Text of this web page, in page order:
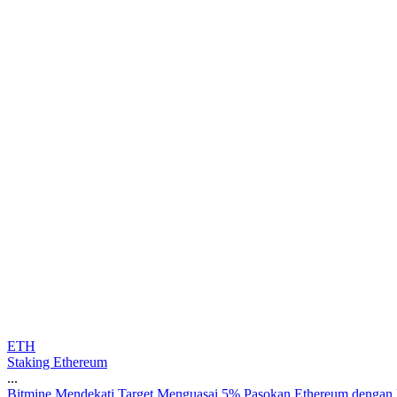
ETH
Staking Ethereum
...
Bitmine Mendekati Target Menguasai 5% Pasokan Ethereum dengan